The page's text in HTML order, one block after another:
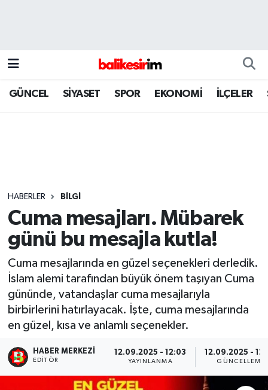
GÜNCEL SİYASET SPOR EKONOMİ İLÇELER
HABERLER BİLGİ
Cuma mesajları. Mübarek
günü bu mesajla kutla!
Cuma mesajlarında en güzel seçenekleri derledik.
İslam alemi tarafından büyük önem taşıyan Cuma
gününde, vatandaşlar cuma mesajlarıyla
birbirlerini hatırlayacak. İşte, cuma mesajlarında
en güzel, kısa ve anlamlı seçenekler.
HABER MERKEZI
EDITÖR
12.09.2025 - 12:03
YAYINLANMA
12.09.2025 -
GÜNCELLEME